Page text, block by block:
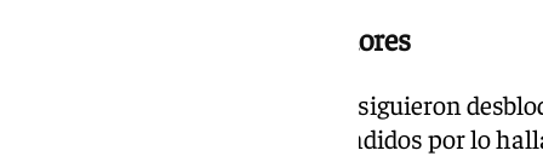
Sorpresa para los investigadores
Los investigadores, una vez consiguieron
laborioso, se mostraron sorprendidos por lo